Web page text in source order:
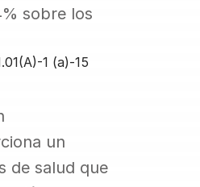
sobre los
1 (a)-15
un
de salud que